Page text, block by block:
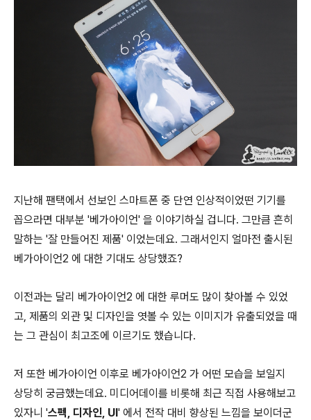
지난해 팬택에서 선보인 스마트폰 중 단연 인상적이었떤 기기를
꼽으라면 대부분 '베가아이언' 을 이야기하실 겁니다. 그만큼 흔히
말하는 '잘 만들어진 제품' 이었는데요. 그래서인지 얼마전 출시된
베가아이언2 에 대한 기대도 상당했죠?
이전과는 달리 베가아이언2 에 대한 루머도 많이 찾아볼 수 있었
고, 제품의 외관 및 디자인을 엿볼 수 있는 이미지가 유출되었을 때
는 그 관심이 최고조에 이르기도 했습니다.
저 또한 베가아이언 이후로 베가아이언2 가 어떤 모습을 보일지
상당히 궁금했는데요. 미디어데이를 비롯해 최근 직접 사용해보고
있자니 '스펙, 디자인, UI' 에서 전작 대비 향상된 느낌을 보이더군